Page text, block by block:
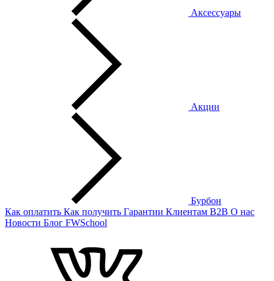
Аксессуары
Акции
Бурбон
Как оплатить Как получить Гарантии Клиентам B2B О нас
Новости Блог FWSchool